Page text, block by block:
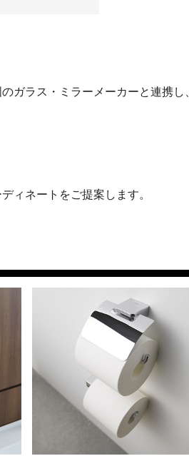
ガラス・ミラーメーカーと連携し、
ィネートをご提案します。